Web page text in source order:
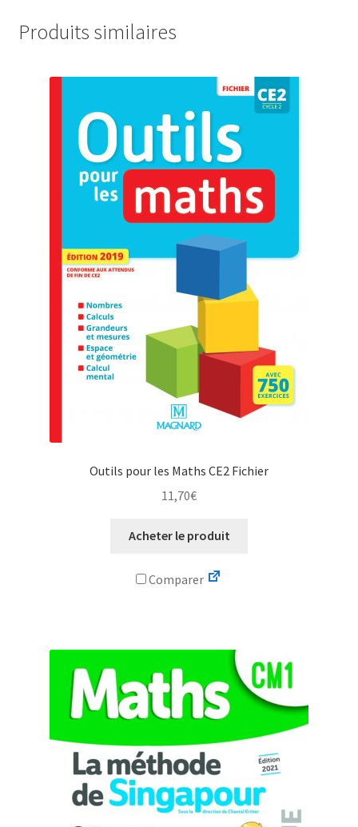
Produits similaires
Outils pour les Maths CE2 Fichier
11,70€
Acheter le produit
Comparer